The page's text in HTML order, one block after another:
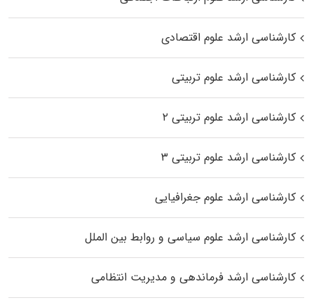
کارشناسی ارشد علوم اقتصادی
کارشناسی ارشد علوم تربیتی
کارشناسی ارشد علوم تربیتی ۲
کارشناسی ارشد علوم تربیتی ۳
کارشناسی ارشد علوم جغرافیایی
کارشناسی ارشد علوم سیاسی و روابط بین الملل
کارشناسی ارشد فرماندهی و مدیریت انتظامی